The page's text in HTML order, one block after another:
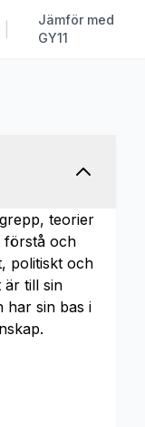
Jämför med
GY11
teorier
förstå och
politiskt och
är till sin
har sin bas i